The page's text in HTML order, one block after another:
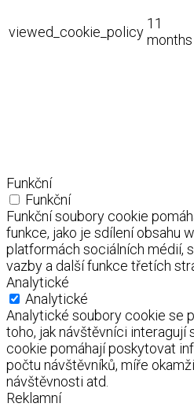
viewed_cookie_policy
11
months
Funkční
Funkční
Funkční soubory cookie
funkce, jako je sdílení obsahu
platformách sociálních médií,
vazby a další funkce třetích
Analytické
Analytické
Analytické soubory cookie se
toho, jak návštěvníci interagují
cookie pomáhají poskytovat
počtu návštěvníků, míře
návštěvnosti atd.
Reklamní